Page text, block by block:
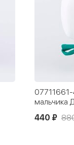
07711661-
мальчика
440 ₽